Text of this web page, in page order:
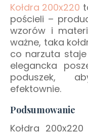
Kołdra 200x220
pościeli –
wzorów i
ważne, taka
co narzuta
elegancka
poduszek,
efektownie.
Podsumowanie
Kołdra